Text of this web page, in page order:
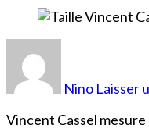
Nino Laisser
Vincent Cassel mesure